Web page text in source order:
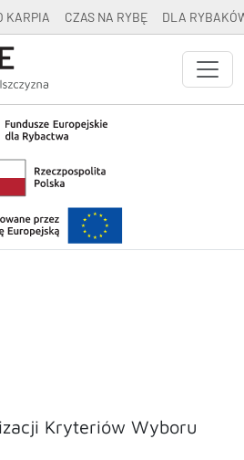
KARPIA CZAS NA RYBĘ DLA
Kryteriów Wyboru